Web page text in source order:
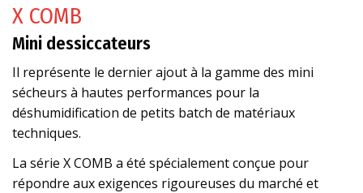
X COMB
Mini dessiccateurs
Il représente le dernier ajout à la gamme des mini
sécheurs à hautes performances pour la
déshumidification de petits batch de matériaux
techniques.
La série X COMB a été spécialement conçue pour
répondre aux exigences rigoureuses du marché et